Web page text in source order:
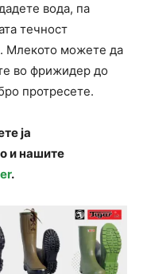
вода, па
течност
Млекото можете да
во фрижидер до
протресете.
ја
и нашите
.